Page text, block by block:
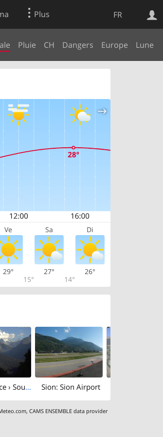
FR
Plus
Pluie CH Dangers Europe Lune
Ve Sa Di
29°
15°
27°
14°
26°
Heremence › South: Les Masses - Grande Dixence Dam - Mont Collon Sion: Sion Airport
,CAMS ENSEMBLE data provider
Web